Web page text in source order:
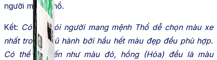
người mệnh thổ.
Kết: Có thể nói người mang mệnh Thổ dễ chọn màu xe
nhất trong ngũ hành bởi hầu hết màu đẹp đều phù hợp.
Có thể kể đến như màu đỏ, hồng (Hỏa) đều là màu